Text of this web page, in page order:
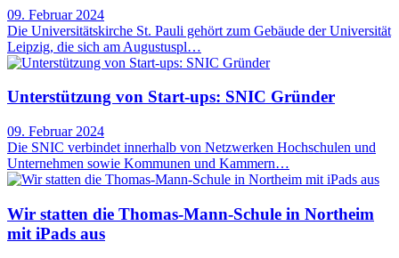
09. Februar 2024
Die Universitätskirche St. Pauli gehört zum Gebäude der Universität
Leipzig, die sich am Augustuspl…
Unterstützung von Start-ups: SNIC Gründer
09. Februar 2024
Die SNIC verbindet innerhalb von Netzwerken Hochschulen und
Unternehmen sowie Kommunen und Kammern…
Wir statten die Thomas-Mann-Schule in Northeim
mit iPads aus